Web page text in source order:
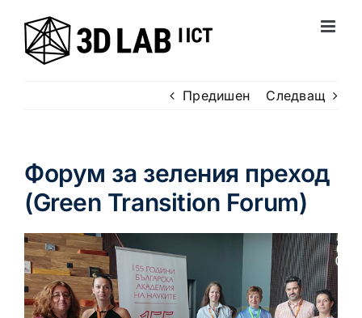
content
Предишен Следващ
Форум за зеления преход
(Green Transition Forum)